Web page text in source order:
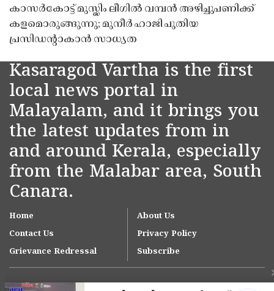
കാസർകോട്ട് മുസ്ലിം ലീഗിൽ വമ്പൻ അഴിച്ചുപണിക്ക്
കളമൊരുങ്ങുന്നു; മുനീർ ഹാജി പുതിയ
പ്രസിഡൻ്റാകാൻ സാധ്യത
Kasaragod Vartha is the first
local news portal in
Malayalam, and it brings you
the latest updates from in
and around Kerala, especially
from the Malabar area, South
Canara.
Home
About Us
Contact Us
Privacy Policy
Grievance Redressal
Subscribe